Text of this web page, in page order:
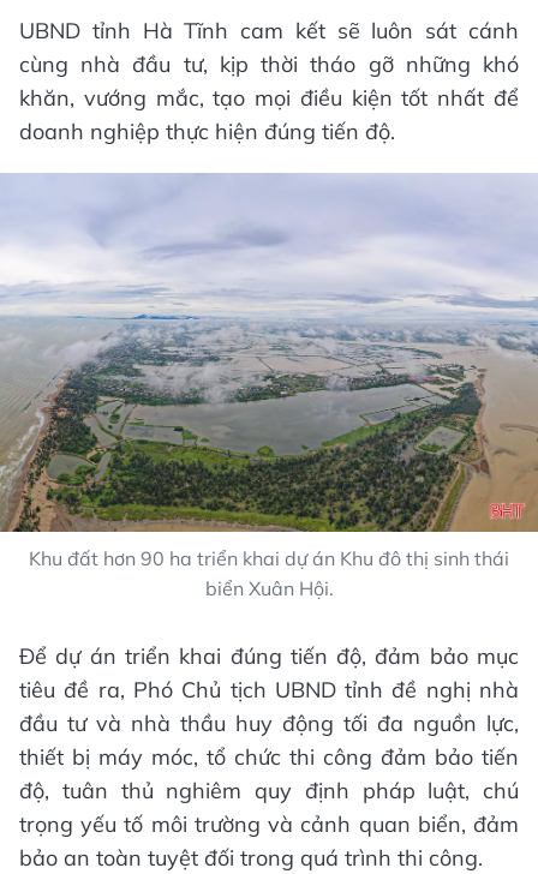
UBND tỉnh Hà Tĩnh cam kết sẽ luôn sát cánh
cùng nhà đầu tư, kịp thời tháo gỡ những khó
khăn, vướng mắc, tạo mọi điều kiện tốt nhất để
doanh nghiệp thực hiện đúng tiến độ.
Khu đất hơn 90 ha triển khai dự án Khu đô thị sinh thái
biển Xuân Hội.
Để dự án triển khai đúng tiến độ, đảm bảo mục
tiêu đề ra, Phó Chủ tịch UBND tỉnh đề nghị nhà
đầu tư và nhà thầu huy động tối đa nguồn lực,
thiết bị máy móc, tổ chức thi công đảm bảo tiến
độ, tuân thủ nghiêm quy định pháp luật, chú
trọng yếu tố môi trường và cảnh quan biển, đảm
bảo an toàn tuyệt đối trong quá trình thi công.